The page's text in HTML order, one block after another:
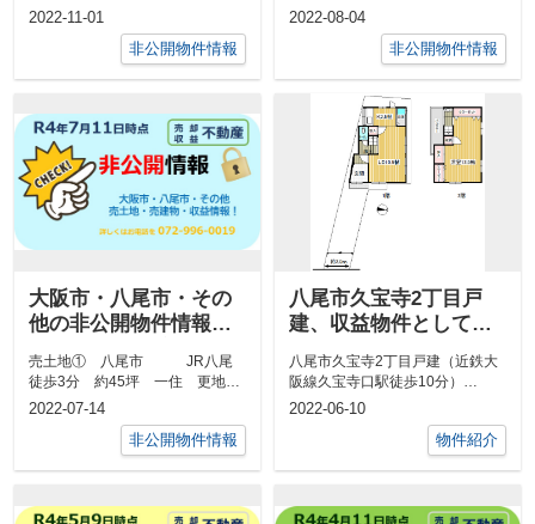
歩13分 約270坪 準工/一住
2022-11-01
非公開物件情報
9分 約45坪～約48坪
2022-08-04
非公開物件情報
大阪市・八尾市・その
他の非公開物件情報
R40711☆八尾市中古戸
建・収益物件
売土地① 八尾市 JR八尾
徒歩3分 約45坪 一住 更地
住宅用地 2,980
万 ...
2022-07-14
非公開物件情報
八尾市久宝寺2丁目戸
建、収益物件としての
魅力をご紹介！
八尾市久宝寺2丁目戸建（近鉄大
阪線久宝寺口駅徒歩10分）
→2022年6月27日成約となりまし
2022-06-10
物件紹介